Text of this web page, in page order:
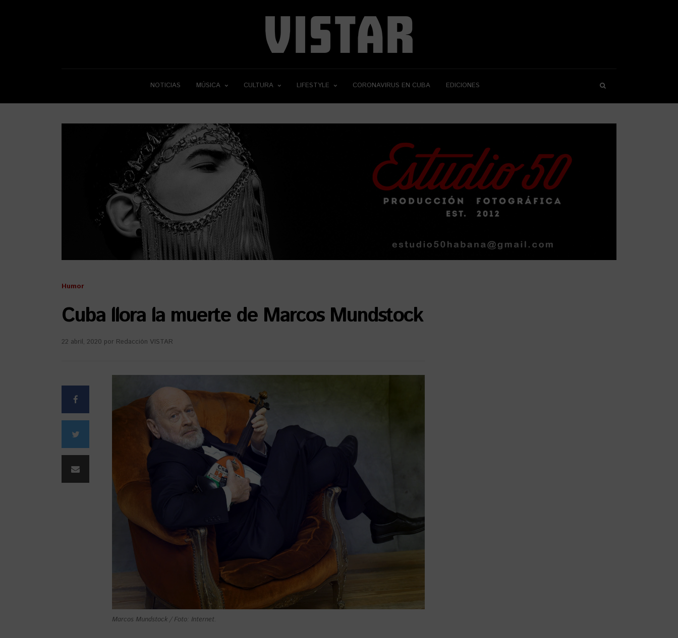
NOTICIAS MÚSICA CULTURA LIFESTYLE CORONAVIRUS EN CUBA EDICIONES
Humor
Cuba llora la muerte de Marcos Mundstock
22 abril, 2020 por Redacción VISTAR
Marcos Mundstock / Foto: Internet.